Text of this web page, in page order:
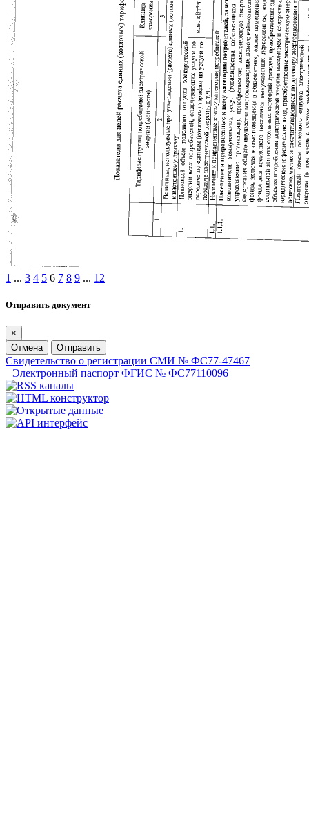
1 ... 3 4 5 6 7 8 9 ... 12
Отправить документ
×
Отмена
Отправить
Свидетельство о регистрации СМИ № ФС77-47467
Электронный паспорт ФГИС № ФС77110096